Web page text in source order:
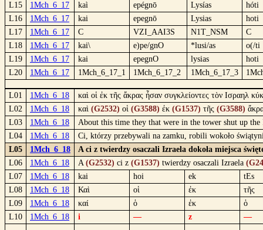
L15
1Mch_6_17 kaì epégnō Lysías
hóti
L16
1Mch_6_17 kai epegnō Lysias
hoti
L17
1Mch_6_17 C VZI_AAI3S N1T_NSM
C
L18
1Mch_6_17 kai\ e)pe/gnO *lusi/as
o(/ti
L19
1Mch_6_17 kai epegnO lysias
hoti
L20
1Mch_6_17 1Mch_6_17_1 1Mch_6_17_2 1Mch_6_17_3
L01 1Mch_6_18
καὶ οἱ ἐκ τῆς ἄκρας ἦσαν συγκλείοντες τὸν Ισραηλ
L02
1Mch_6_18 καὶ (G2532) οἱ (G3588) ἐκ (G1537) τῆς (G3588)
L03
1Mch_6_18
About this time they that were in the tower shut up the
L04
1Mch_6_18
Ci, którzy przebywali na zamku, robili wokoło
L05
1Mch_6_18
A ci z twierdzy osaczali Izraela dokoła miejsca
L06
1Mch_6_18 A (G2532) ci z (G1537) twierdzy osaczali Izraela
L07
1Mch_6_18 kai hoi ek
tEs
L08
1Mch_6_18 Καὶ οἱ ἐκ
τῆς
L09
1Mch_6_18 καί ὁ ἐκ
ὁ
L10
1Mch_6_18 i — z —